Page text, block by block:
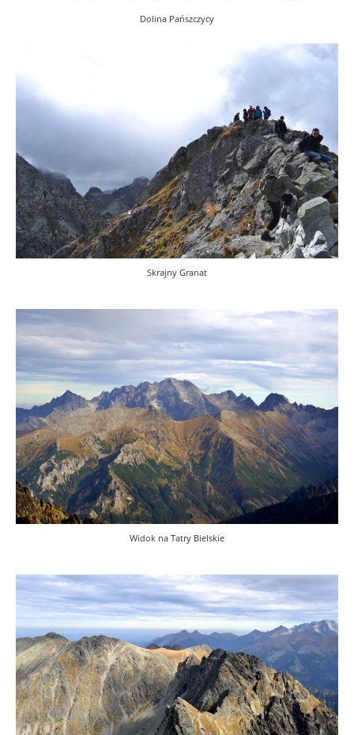
Dolina Pańszczycy
Skrajny Granat
Widok na Tatry Bielskie